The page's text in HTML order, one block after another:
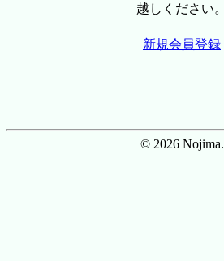
越しください。
新規会員登録
© 2026 Nojima.